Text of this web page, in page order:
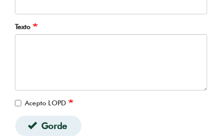
Texto
Acepto LOPD
Gorde